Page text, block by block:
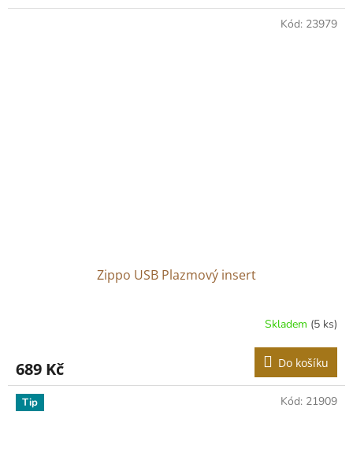
Zippo USB Plazmový insert
Skladem (5 ks)
689 Kč Do košíku
Kód: 23979
Tip Kód: 21909